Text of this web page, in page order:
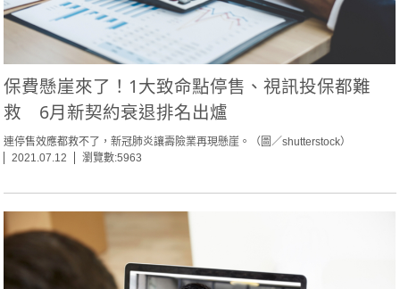
保費懸崖來了！1大致命點停售、視訊投保都難
救 6月新契約衰退排名出爐
連停售效應都救不了，新冠肺炎讓壽險業再現懸崖。（圖／shutterstock）
2021.07.12
瀏覽數:5963